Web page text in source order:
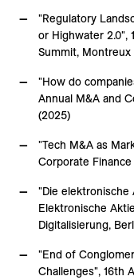
"Regulatory
or Highwater 2.0",
Summit, Montreux
"How do
Annual M&A and
(2025)
"Tech M&A as
Corporate
"Die elektronische
Elektronische
Digitalisierung,
"End of
Challenges", 16th